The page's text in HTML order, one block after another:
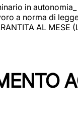
in
a norma di
AL